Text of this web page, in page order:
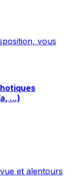
vous
...)
et alentours